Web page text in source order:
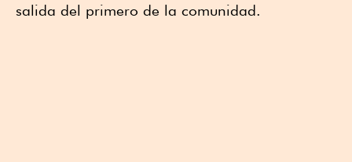
salida del primero de la comunidad.